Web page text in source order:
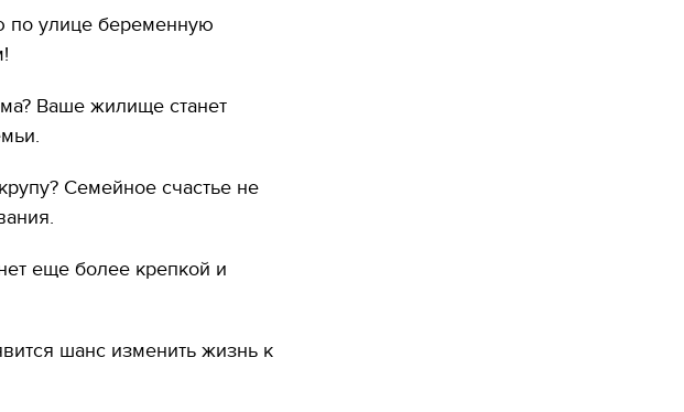
по улице беременную
Ваше жилище станет
Семейное счастье не
еще более крепкой и
шанс изменить жизнь к